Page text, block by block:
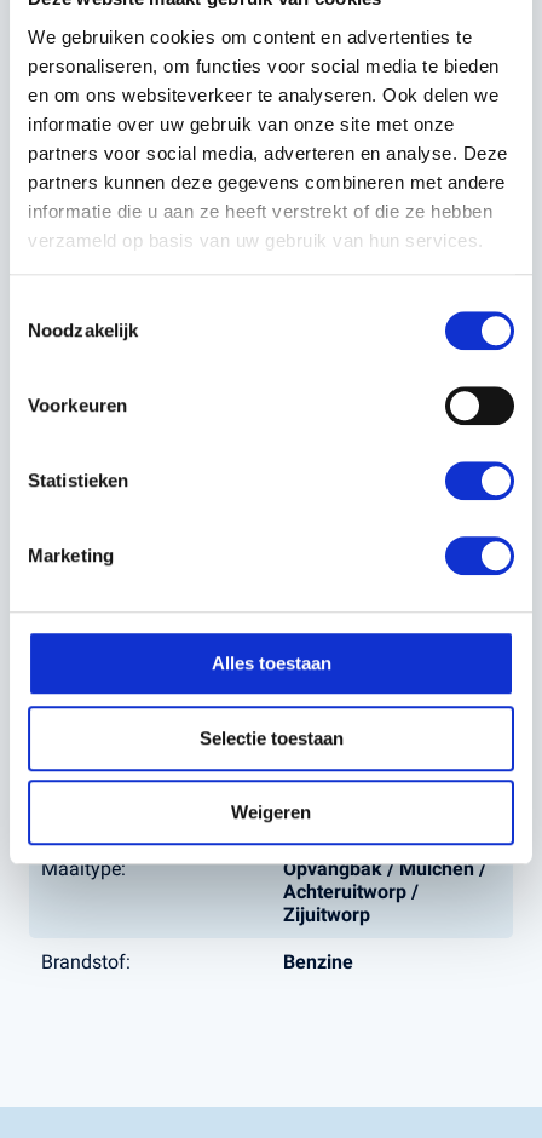
We gebruiken cookies om content en advertenties te
personaliseren, om functies voor social media te bieden
en om ons websiteverkeer te analyseren. Ook delen we
informatie over uw gebruik van onze site met onze
partners voor social media, adverteren en analyse. Deze
partners kunnen deze gegevens combineren met andere
informatie die u aan ze heeft verstrekt of die ze hebben
verzameld op basis van uw gebruik van hun services.
Noodzakelijk
Voorkeuren
Statistieken
Marketing
Alles toestaan
Selectie toestaan
Weigeren
Voor deskundig advies op maat kunt u altijd bij ons
filiaal langskomen, Kerstens Voeten in Roosendaal.
Is uw gewenste samenstelling niet beschikbaar? Neem
contact met ons op, door onze uitgebreide voorraad
kunnen wij veel samenstellen op maat.
EIGENSCHAPPEN
Maaibreedte (cm):
Mesinschakeling:
Maaihoogte min-max
Netto Vermogen kW: 9,6 kW
Oog, Achteraan
gemonteerd
Pedaal
Maaitype:
Opvangbak / Mulchen /
Achteruitworp /
Zijuitworp
Brandstof: Benzine